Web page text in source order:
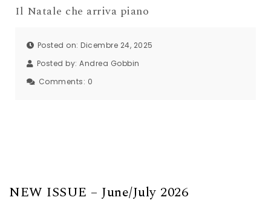
Il Natale che arriva piano
Posted on: Dicembre 24, 2025
Posted by: Andrea Gobbin
Comments: 0
NEW ISSUE – June/July 2026